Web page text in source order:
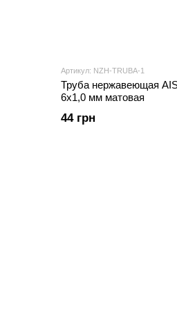
Артикул: NZH-TRUBA-1
Труба нержавеющая
6х1,0 мм матовая
44 грн